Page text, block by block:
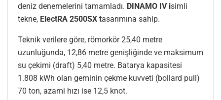
deniz denemelerini tamamladı. DINAMO IV isimli
tekne, ElectRA 2500SX tasarımına sahip.
Teknik verilere göre, römorkör 25,40 metre
uzunluğunda, 12,86 metre genişliğinde ve maksimum
su çekimi (draft) 5,40 metre. Batarya kapasitesi
1.808 kWh olan geminin çekme kuvveti (bollard pull)
70 ton, azami hızı ise 12,5 knot.